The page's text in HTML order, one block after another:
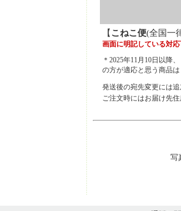
【 こねこ便(全国一
画面に明記している対
＊2025年11月10日以降
の方が適応と思う商品
発送後の宛先変更には
ご注文時にはお届け先
写